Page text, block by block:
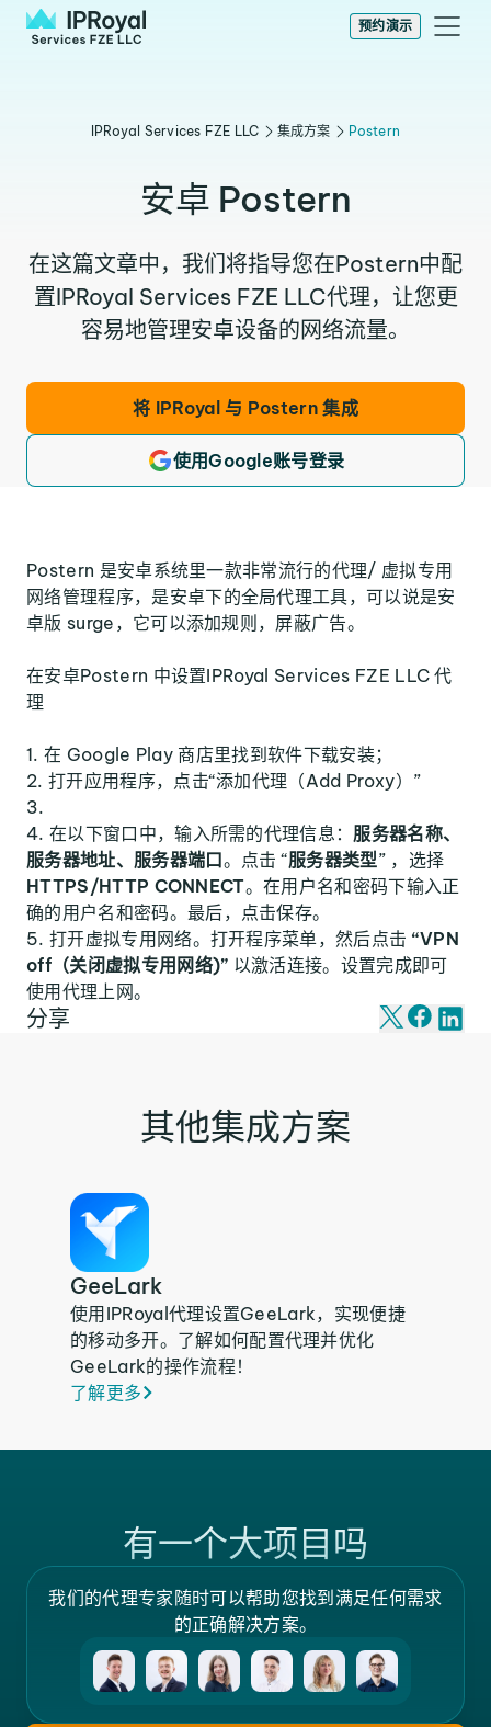
预约演示
IPRoyal Services FZE LLC 集成方案 Postern
安卓 Postern
在这篇文章中，我们将指导您在Postern中配
置IPRoyal Services FZE LLC代理，让您更
将 IPRoyal 与 Postern 集成
使用Google账号登录
Postern 是安卓系统里一款非常流行的代理/ 虚拟专用
网络管理程序，是安卓下的全局代理工具，可以说是安
卓版 surge，它可以添加规则，屏蔽广告。
在安卓Postern 中设置IPRoyal Services FZE LLC 代
理
在 Google Play 商店里找到软件下载安装；
打开应用程序，点击“添加代理（Add Proxy）”
在以下窗口中，输入所需的代理信息： 服务器名称、
服务器地址、服务器端口。点击 “服务器类型” ，选择
HTTPS/HTTP CONNECT。在用户名和密码下输入正
确的用户名和密码。最后，点击保存。
打开虚拟专用网络。打开程序菜单，然后点击 “VPN
off（关闭虚拟专用网络)” 以激活连接。设置完成即可
使用代理上网。
分享
其他集成方案
GeeLark
使用IPRoyal代理设置GeeLark，实现便捷
的移动多开。了解如何配置代理并优化
GeeLark的操作流程！
了解更多
有一个大项目吗
我们的代理专家随时可以帮助您找到满足任何需求
的正确解决方案。